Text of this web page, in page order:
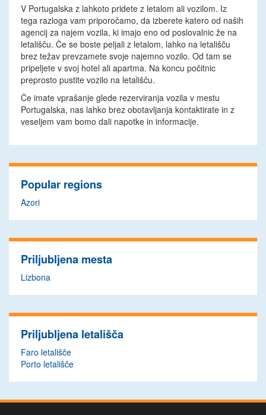
V Portugalska z lahkoto pridete z letalom ali vozilom. Iz
tega razloga vam priporočamo, da izberete katero od naših
agencij za najem vozila, ki imajo eno od poslovalnic že na
letališču. Če se boste peljali z letalom, lahko na letališču
brez težav prevzamete svoje najemno vozilo. Od tam se
pripeljete v svoj hotel ali apartma. Na koncu počitnic
preprosto pustite vozilo na letališču.
Če imate vprašanje glede rezerviranja vozila v mestu
Portugalska, nas lahko brez obotavljanja kontaktirate in z
veseljem vam bomo dali napotke in informacije.
Popular regions
Azori
Priljubljena mesta
Lizbona
Priljubljena letališča
Faro letališče
Porto letališče